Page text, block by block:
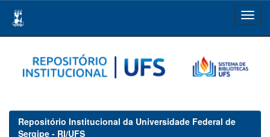
navigation
Repositório Institucional da Universidade Federal de
Sergipe - RI/UFS